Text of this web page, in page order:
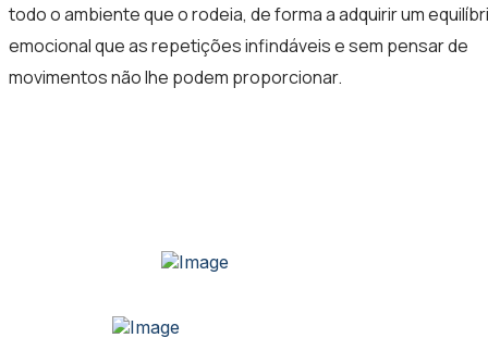
todo o ambiente que o rodeia, de forma a adquirir um
emocional que as repetições infindáveis e sem pensar de
movimentos não lhe podem proporcionar.